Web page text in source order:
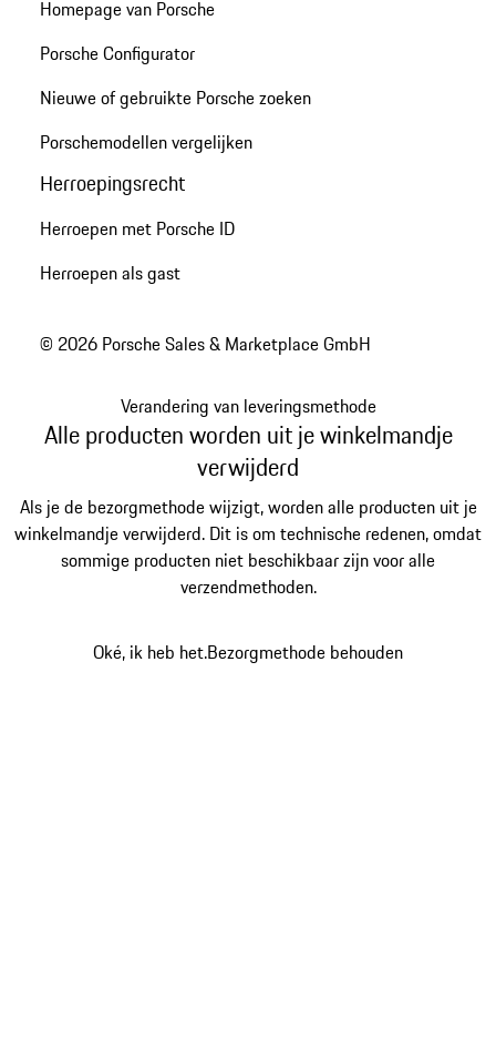
Homepage van Porsche
Porsche Configurator
Nieuwe of gebruikte Porsche zoeken
Porschemodellen vergelijken
Herroepingsrecht
Herroepen met Porsche ID
Herroepen als gast
© 2026 Porsche Sales & Marketplace GmbH
Verandering van leveringsmethode
Alle producten worden uit je winkelmandje
verwijderd
Als je de bezorgmethode wijzigt, worden alle producten uit je
winkelmandje verwijderd. Dit is om technische redenen, omdat
sommige producten niet beschikbaar zijn voor alle
verzendmethoden.
Oké, ik heb het.Bezorgmethode behouden